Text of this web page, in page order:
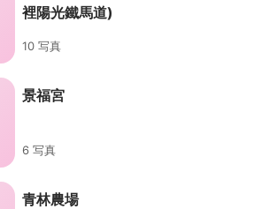
裡陽光鐵馬道)
10 写真
景福宮
6 写真
青林農場